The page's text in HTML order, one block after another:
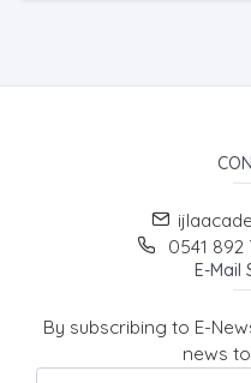
0541 892
E-Mail
By subscribing to E-
news